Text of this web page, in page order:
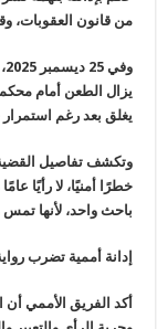
من قانون العقوبات،
يزال الطعن أمام
يغلق بعد رغم
وتكشف تفاصيل القضية
خطرًا أمنيًا، لا رأيًا
باحث واحد، لأنها
إدانة أممية تضرب
أكد الفريق الأممي أن